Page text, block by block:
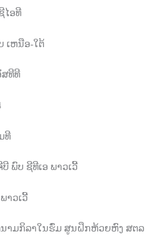
ໄອທີ
ເຫນືອ-ໃຕ້
ສທີທີ
ທີ
ບີ ພົບ ຊີທີເອ ພາວເວີ້
າວເວີ້
າມກິລາໃນຮົ່ມ ສູນຝຶກຫ້ວຍຫົງ ສຕລ